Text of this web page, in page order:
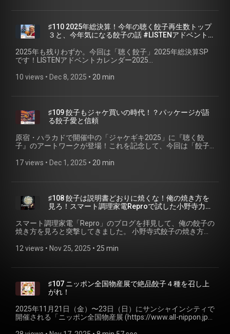
(https://www.instagram.com/ch1cala/) / Threads
(https://www.threads.com/@ch1cala) 一般社団法人焼き餃子
ッドキャスト #お取り寄せ餃子 #大阪王将 #イートアンド # #
アテしか #今絶対に聴くべきポッドキャスト #ポッドキャス
丸岡 (https://www.gyo-za.co.jp/) （宮崎県） • 餃子の馬渡
(https://mawatari.net/) （宮崎県） • 餃子屋はまだ
(https://gyozaya-hamada.shop/) （滋賀県） • Liu's Gyoza
(https://liusgyoza.stores.jp/) （東京都） • コクうま味噌餃子
(https://www.ffa.ajinomoto.com/products/detail/id/445)
（味の素冷凍食品） 【👀注目サイト👀】 • アテクシの屍を越
えてって♡ Webサイト (https://ateshika.com/) • ジャパンポッ
ドキャストアワード
フォームまたはSNSからお願いします！ 聴く餃子 オフィシャ
ルサイト (https://gyoza.fm) 小野寺力 SNS X
https://www.instagram.com/ch1cala/ Threads
https://www.threads.com/@ch1cala 一般社団法人焼き餃子協
ドキャスト #お取り寄せ餃子 #アテしか #今絶対に聴くべき
♯110 2025年総決算！今年の聴く餃子再生数トップ
３と、今年気になる餃子の話 #LISTENアドベント
2025年も残りわずか。今回は「聴く餃子」2025年総決算SP
です！LISTENアドベントカレンダー2025
2025に参加しています。 今年聴く餃子再生数TOP3の発表
店 【🥟聴く餃子 再生トップ３🥟】 1. ⁠#92 宮崎が日本一に手を
伸ばした 2020年の「あの夏」⁠
(https://listen.style/p/gyoza/bzh5pm9y) 2. ⁠#65 なぜ焼き餃子
は朝に食べるべきか⁠ (https://listen.style/p/gyoza/sw3qhyue)
3. #62 令和7年・2025年の餃子トレンドは？私の視点で勝手
に予測してみました (https://listen.style/p/gyoza/vlhpktso)
【🥟LISTENでの注目エピソード🥟】 • アテクシの屍を越えて
って♡ 73話【焼き餃子】すみれ子の知らない世界①
なまでいうと ポッドキャストスターアワード大反省会！〜運
営に物申す女たち〜
にみなまでいうと
(https://listen.style/p/uuhfgtfm/bekcmzp9) • 流通空論 #53
広樹さん前編) (https://listen.style/p/g5mwt8jp/snomvda1) •
【👀注目サイト👀】 • LISTENアドベントカレンダー2025
(https://listen.style/event/42) • 餃子アドベントカレンダー
2025 (https://adventar.org/calendars/11607) • アテクシの屍
を越えてって♡ Webサイト (https://ateshika.com/) •
SPECIAO GYOZA BAND「焼き餃子協会のテーマ」
(https://linkco.re/Su0h0yAy) 📮 番組ホームページ・ご感想 📮
番組へのご感想は、特設ページのフォームまたはSNSからお
10 views • Dec 8, 2025 • 20 min
♯109 餃子もジャケ買いの時代！？パッケージが語
る餃子愛と信頼
原宿・ハラカドで開催中の「ジャケギキ2025」に『聴く餃
子』のアートワークが登場！これを記念して、今回は「餃子
ある餃子の中から「当たり」を見つけるには？美味しそうな
乳と一緒に食べるのが流儀！？パッケージも愛らしい三重県
四日市市の「新味覚」をご紹介します。 🥟 今週のお取り寄せ
餃子 🥟 餃子専門店 新味覚 (https://www.shinmikaku.com/)
（四日市） 🔗 リンク 🔗 ジャケギキ2025 (https://jacketgiki-
2025.com/) アテクシの屍を越えてって♡
(https://ateshika.com/) 📮 番組ホームページ・ご感想 📮 番組
へのご感想は、特設ページのフォームまたはSNSからお願い
します！ 聴く餃子 オフィシャルサイト (https://gyoza.fm) 小
https://www.instagram.com/ch1cala/ Threads
会 https://www.gyoza.or.jp/ #聴く餃子 #焼き餃子協会 #ポッ
ドキャスト #ジャケギキ2025 #新味覚 #お取り寄せ餃子 #食
17 views • Dec 1, 2025 • 20 min
♯108 餃子は説明書どおりに焼くな！俺の焼き方を
見ろ！スマート調理家電Reproで試した小野寺力式
スマート調理家電「Repro」のブログを拝見して、俺の餃子の
焼き方を見ろと突撃してきました。 小野寺式餃子の焼き方
ださい 📖 • 【Repro Column】餃子の焼き方について考える
(https://note.com/ch1cala/n/n0e535069ee99) • 【焼き餃子
協会】小野寺式餃子の焼き方 (https://gyoza.or.jp/how) •
【Aktio Note】冷凍餃子のパリッとおいしい焼き方をプロが伝
授！ 羽根つきも簡単に焼くコツとは
(https://note.aktio.co.jp/food/20251021-1153.html) •
【Repro Column】お取り寄せ餃子は取説を信じない勇気
(https://www.repro.jp/column/archives/6877) 🥟 今週のお取
12 views • Nov 25, 2025 • 25 min
♯107 ニッポン全国物産展で絶品餃子４種を召し上
がれ！
2025年11月21日（金）〜23日（日）にサンシャインシティで
開催される「ニッポン全国物産展 (https://www.all-nippon.jp/)